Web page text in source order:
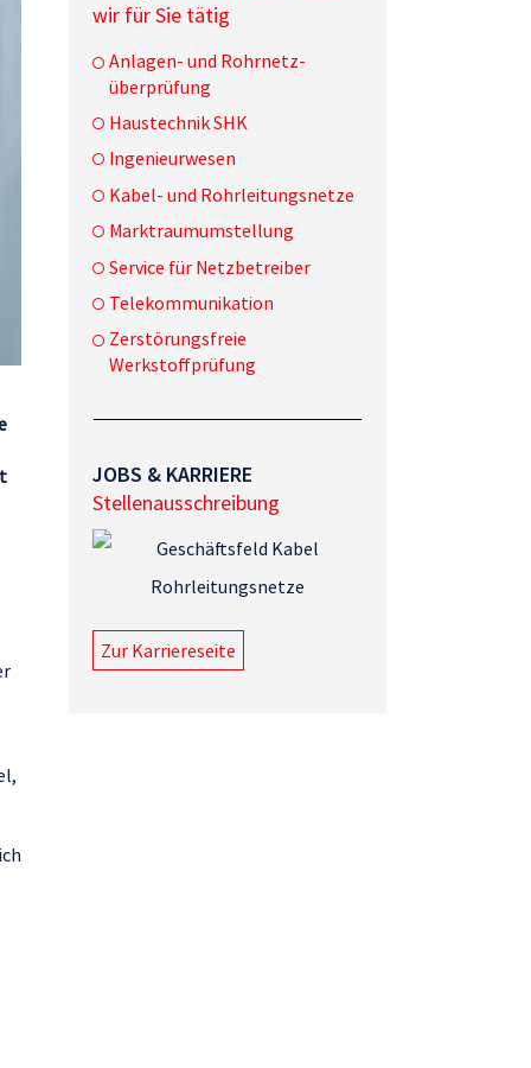
wir für Sie tätig
Anlagen- und Rohrnetz-
überprüfung
Haustechnik SHK
Ingenieurwesen
Kabel- und Rohrleitungsnetze
Marktraumumstellung
Service für Netzbetreiber
Telekommunikation
Zerstörungsfreie
Werkstoffprüfung
JOBS & KARRIERE
Stellenausschreibung
Zur Karriereseite